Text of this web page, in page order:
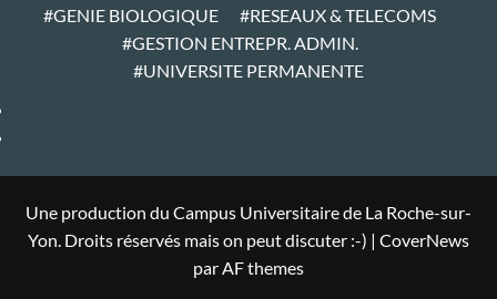
#GENIE BIOLOGIQUE
#RESEAUX & TELECOMS
#GESTION ENTREPR. ADMIN.
#UNIVERSITE PERMANENTE
Une production du Campus Universitaire de La Roche-sur-
Yon. Droits réservés mais on peut discuter :-) | CoverNews
par AF themes